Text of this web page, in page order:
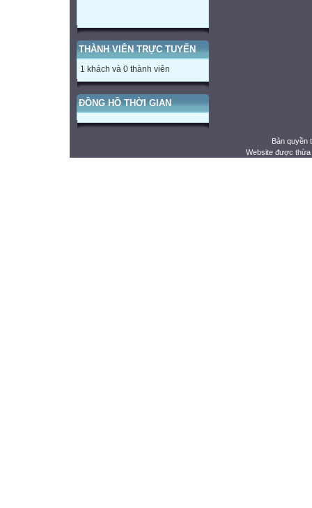
THÀNH VIÊN TRỰC TUYẾN
1 khách và 0 thành viên
ĐỒNG HỒ THỜI GIAN
Bản quyền
Website được